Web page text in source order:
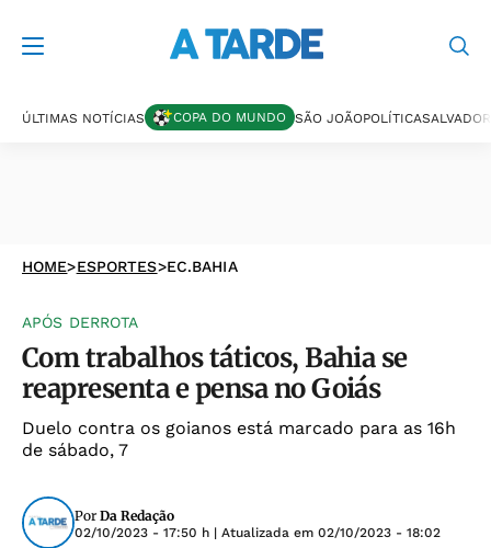
ÚLTIMAS NOTÍCIAS COPA DO MUNDO SÃO JOÃOPOLÍTICASALVADOR
HOME>ESPORTES>EC.BAHIA
APÓS DERROTA
Com trabalhos táticos, Bahia se
reapresenta e pensa no Goiás
Duelo contra os goianos está marcado para as 16h
de sábado, 7
Por Da Redação
02/10/2023 - 17:50 h | Atualizada em 02/10/2023 - 18:02